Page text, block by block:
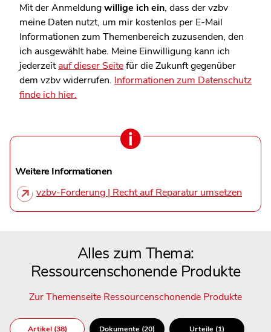
Mit der Anmeldungwillige ich ein, dass der vzbv
meine Daten nutzt, um mir kostenlos per E-Mail
Informationen zum Themenbereich zuzusenden, den
ich ausgewählt habe. Meine Einwilligung kann ich
jederzeitauf dieser Seitefür die Zukunft gegenüber
dem vzbv widerrufen. Informationen zum Datenschutz
finde ich hier.
Weitere Informationen
vzbv-Forderung | Recht auf Reparatur umsetzen
Alles zum Thema:
Ressourcenschonende Produkte
Zur Themenseite Ressourcenschonende Produkte
Artikel (38) Dokumente (20) Urteile (1)